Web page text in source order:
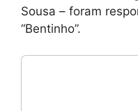
Sousa – foram
“Bentinho”.